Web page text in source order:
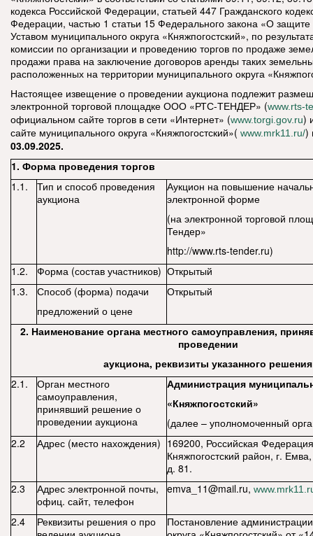
кодекса Российской Федерации, статьей 447 Гражданского
Федерации, частью 1 статьи 15 Федерального закона «О защите
Уставом муниципального округа «Княжпогостский», по
комиссии по организации и проведению торгов по продаже
продажи права на заключение договоров аренды таких
расположенных на территории муниципального округа
Настоящее извещение о проведении аукциона подлежит
электронной торговой площадке ООО «РТС-ТЕНДЕР» (www.rts-
официальном сайте торгов в сети «Интернет» (www.torgi.gov.ru)
сайте муниципального округа «Княжпогостский»( www.mrk11.ru/)
03.09.2025.
1. Форма проведения торгов
1.1.
Тип и способ проведения
аукциона
Аукцион на повышение
электронной форме
(на электронной торговой
Тендер»
http://www.rts-tender.ru)
1.2.
Форма (состав участников) Открытый
1.3.
Способ (форма) подачи
предложений о цене
Открытый
2. Наименование органа местного самоуправления,
проведении
аукциона, реквизиты указанного решения
2.1.
Орган местного
самоуправления,
принявший решение о
проведении аукциона
Администрация
«Княжпогостский»
(далее – уполномоченный
2.2
Адрес (место нахождения) 169200, Российская
Княжпогостский район, г.
д. 81.
2.3
Адрес электронной почты,
офиц. сайт, телефон
emva _11@mail.ru,
2.4
Реквизиты решения о про
Постановление